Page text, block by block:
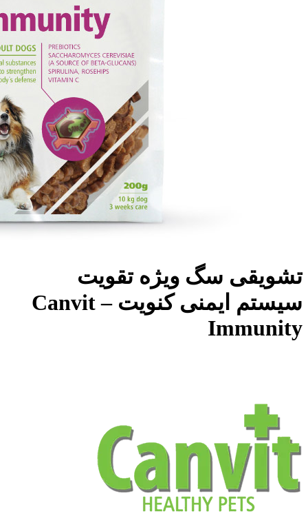
تشویقی سگ ویژه تقویت
سیستم ایمنی کنویت – Canvit
Immunity